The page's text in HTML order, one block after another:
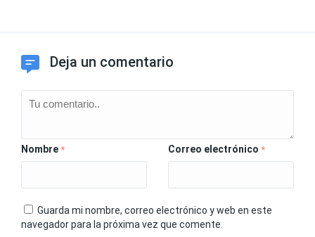
Deja un comentario
Nombre * Correo electrónico *
Guarda mi nombre, correo electrónico y web en este
navegador para la próxima vez que comente.